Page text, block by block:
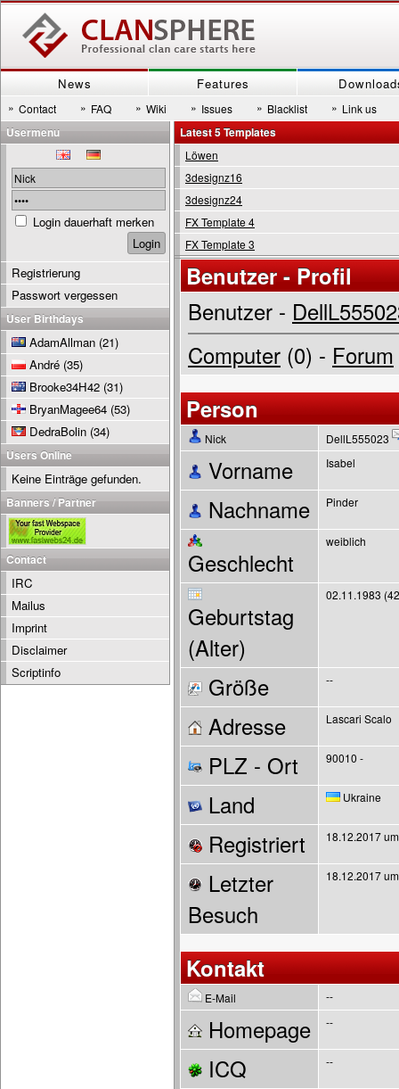
News Features
» Contact » FAQ » Wiki » Issues » Blacklist » Link us
Latest 5 Templates
Löwen
3designz16
3designz24
FX Template 4
FX Template 3
Benutzer - Profil
Benutzer -
Computer (0) - Forum
Person
Nick DellL555023
Vorname Isabel
Nachname Pinder
Geschlecht
weiblich
Geburtstag
(Alter)
02.11.1983
Größe --
Adresse Lascari Scalo
PLZ - Ort 90010 -
Land Ukraine
Registriert 18.12.2017
Letzter
Besuch
18.12.2017
Kontakt
E-Mail --
Homepage --
ICQ --
Usermenu
Login dauerhaft merken
Registrierung
Passwort vergessen
User Birthdays
AdamAllman (21)
André (35)
Brooke34H42 (31)
BryanMagee64 (53)
DedraBolin (34)
Users Online
Keine Einträge gefunden.
Banners / Partner
Contact
IRC
Mailus
Imprint
Disclaimer
Scriptinfo